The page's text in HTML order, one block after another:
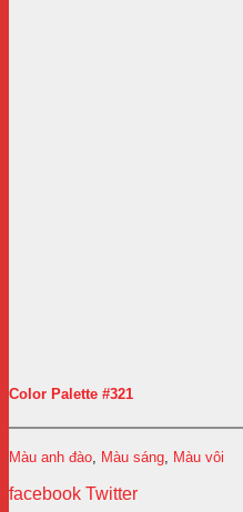
Color Palette #321
Màu anh đào Màu sáng Màu vôi
facebook Twitter